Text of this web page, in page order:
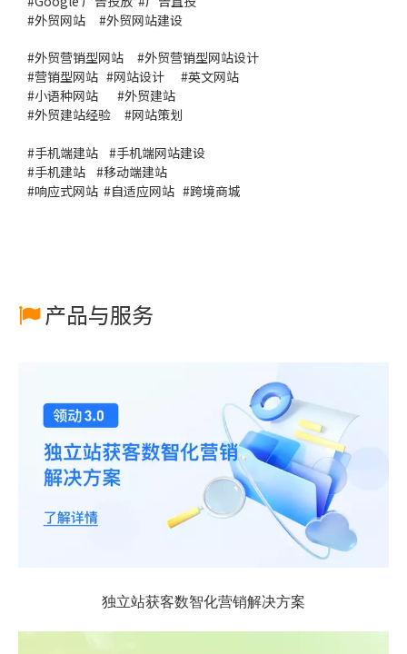
#外贸网站 #外贸网站建设
#外贸营销型网站 #外贸营销型网站设计
#营销型网站 #网站设计 #英文网站
#小语种网站 #外贸建站
#外贸建站经验 #网站策划
#手机端建站 #手机端网站建设
#手机建站 #移动端建站
#响应式网站 #自适应网站 #跨境商城
产品与服务
独立站获客数智化营销解决方案